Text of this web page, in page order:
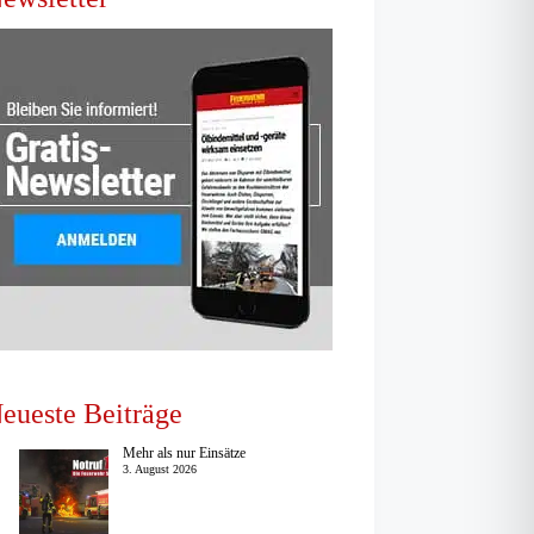
Beiträge
Mehr als nur Einsätze
3. August 2026